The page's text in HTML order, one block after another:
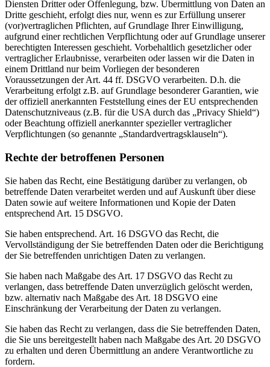
Diensten Dritter oder Offenlegung, bzw. Übermittlung von Daten an
Dritte geschieht, erfolgt dies nur, wenn es zur Erfüllung unserer
(vor)vertraglichen Pflichten, auf Grundlage Ihrer Einwilligung,
aufgrund einer rechtlichen Verpflichtung oder auf Grundlage unserer
berechtigten Interessen geschieht. Vorbehaltlich gesetzlicher oder
vertraglicher Erlaubnisse, verarbeiten oder lassen wir die Daten in
einem Drittland nur beim Vorliegen der besonderen
Voraussetzungen der Art. 44 ff. DSGVO verarbeiten. D.h. die
Verarbeitung erfolgt z.B. auf Grundlage besonderer Garantien, wie
der offiziell anerkannten Feststellung eines der EU entsprechenden
Datenschutzniveaus (z.B. für die USA durch das „Privacy Shield“)
oder Beachtung offiziell anerkannter spezieller vertraglicher
Verpflichtungen (so genannte „Standardvertragsklauseln“).
Rechte der betroffenen Personen
Sie haben das Recht, eine Bestätigung darüber zu verlangen, ob
betreffende Daten verarbeitet werden und auf Auskunft über diese
Daten sowie auf weitere Informationen und Kopie der Daten
entsprechend Art. 15 DSGVO.
Sie haben entsprechend. Art. 16 DSGVO das Recht, die
Vervollständigung der Sie betreffenden Daten oder die Berichtigung
der Sie betreffenden unrichtigen Daten zu verlangen.
Sie haben nach Maßgabe des Art. 17 DSGVO das Recht zu
verlangen, dass betreffende Daten unverzüglich gelöscht werden,
bzw. alternativ nach Maßgabe des Art. 18 DSGVO eine
Einschränkung der Verarbeitung der Daten zu verlangen.
Sie haben das Recht zu verlangen, dass die Sie betreffenden Daten,
die Sie uns bereitgestellt haben nach Maßgabe des Art. 20 DSGVO
zu erhalten und deren Übermittlung an andere Verantwortliche zu
fordern.